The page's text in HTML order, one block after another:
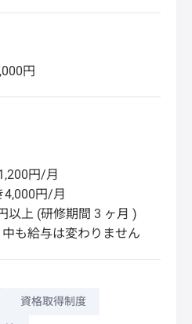
円
円/月
4,000円/月
以上 (研修期間 3 ヶ月 )
も給与は変わりません
資格取得制度